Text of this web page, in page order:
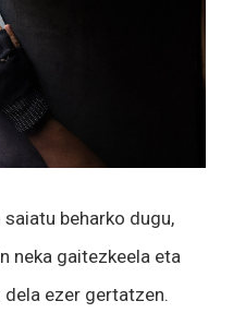
beharko dugu,
neka gaitezkeela eta
ezer gertatzen.